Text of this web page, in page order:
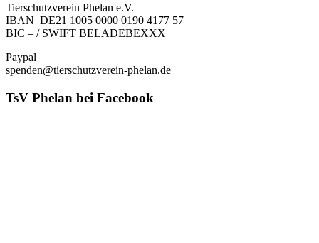
Tierschutzverein Phelan e.V.
IBAN DE21 1005 0000 0190 4177 57
BIC – / SWIFT BELADEBEXXX
Paypal
spenden@tierschutzverein-phelan.de
TsV Phelan bei Facebook